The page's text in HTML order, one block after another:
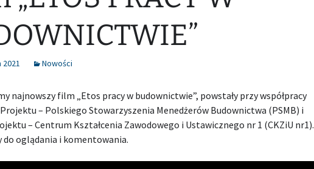
2021 Nowości
najnowszy film „Etos pracy w budownictwie”, powstały przy współpracy
– Polskiego Stowarzyszenia Menedżerów Budownictwa (PSMB) i
– Centrum Kształcenia Zawodowego i Ustawicznego nr 1 (CKZiU nr1).
do oglądania i komentowania.